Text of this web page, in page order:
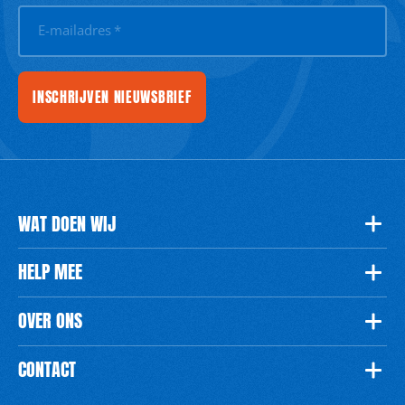
E-mailadres *
INSCHRIJVEN NIEUWSBRIEF
WAT DOEN WIJ
HELP MEE
OVER ONS
CONTACT